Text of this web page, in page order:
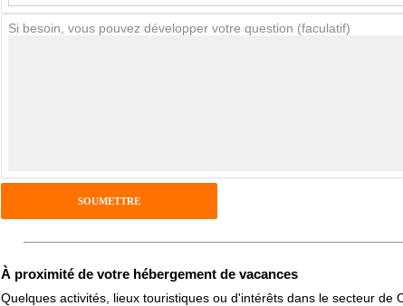
Avis Clients
Antispam - Combien font 7x4 (en chiffres) :
Avis sur l'établissement :
Si besoin, vous pouvez développer votre question (faculatif)
À proximité de votre hébergement de vacances
Quelques activités, lieux touristiques ou d'intérêts dans le secteur de